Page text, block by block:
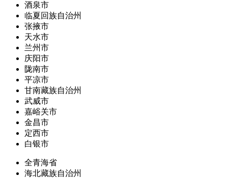
酒泉市
临夏回族自治州
张掖市
天水市
兰州市
庆阳市
陇南市
平凉市
甘南藏族自治州
武威市
嘉峪关市
金昌市
定西市
白银市
全青海省
海北藏族自治州